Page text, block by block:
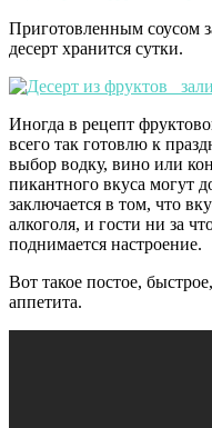
Приготовленным соусом
десерт хранится сутки.
Иногда в рецепт
всего так готовлю к
выбор водку, вино или
пикантного вкуса могут
заключается в том, что
алкоголя, и гости ни за
поднимается настроение.
Вот такое постое,
аппетита.